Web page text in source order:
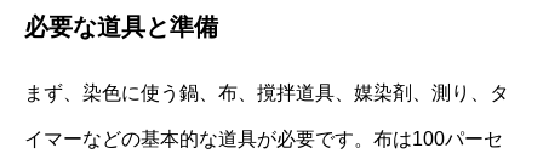
必要な道具と準備
まず、染色に使う鍋、布、撹拌道具、媒染剤、測り、タ
イマーなどの基本的な道具が必要です。布は100パーセ